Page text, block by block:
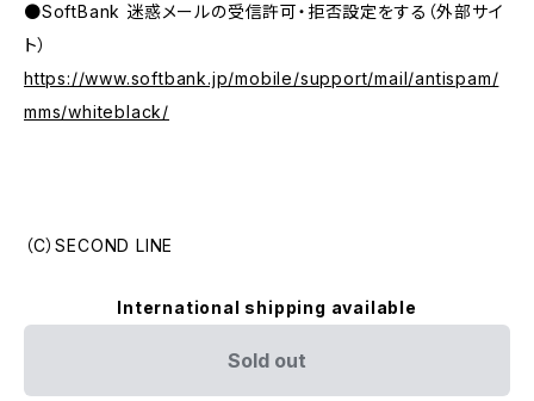
●SoftBank 迷惑メールの受信許可・拒否設定をする（外部サイ
ト）
https://www.softbank.jp/mobile/support/mail/antispam/
mms/whiteblack/
（C）SECOND LINE
International shipping available
Sold out